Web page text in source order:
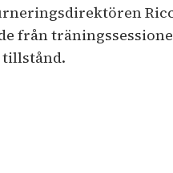
från
tillstånd.